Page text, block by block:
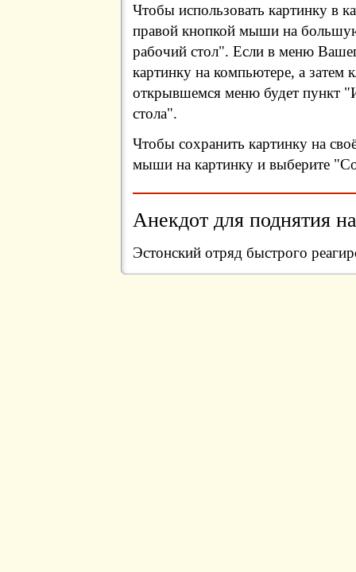
Чтобы использовать картинку в
правой кнопкой мыши на
рабочий стол". Если в меню
картинку на компьютере, а затем
открывшемся меню будет пункт
стола".
Чтобы сохранить картинку на
мыши на картинку и выберите
Анекдот для поднятия
Эстонский отряд быстрого